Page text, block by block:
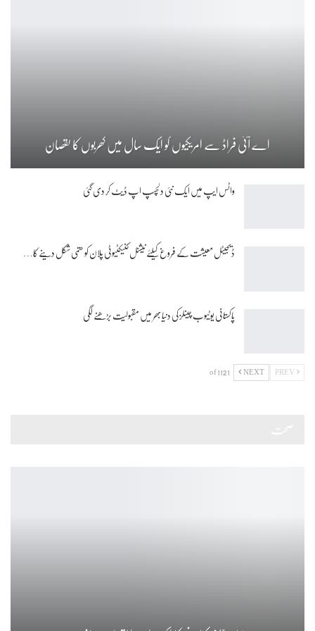
اے آئی فراڈ سے امریکیوں کو ایک سال میں کھربوں کا نقصان
واٹس ایپ میں ایک نئی دلچسپ اپ ڈیٹ کر دی گئی
ڈیجیٹل معیشت کے فروغ کیلئے نیشنل کنیکٹیوٹی پلان کو حتمی شکل دینے کا…
پاکستانی یوٹیوب چینلز کی دنیا بھر میں مقبولیت بڑھنے لگی
NEXT
1 of 112